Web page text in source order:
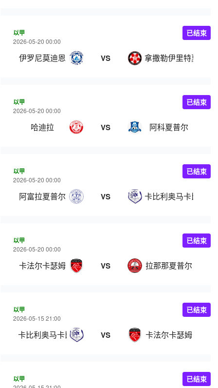
以甲
2026-05-20 00:00
伊罗尼莫迪恩 VS 拿撒勒伊里特夏普尔
已结束
以甲
2026-05-20 00:00
哈迪拉 VS 阿科夏普尔
已结束
以甲
2026-05-20 00:00
阿富拉夏普尔 VS 卡比利奥马卡比
已结束
以甲
2026-05-20 00:00
卡法尔卡瑟姆 VS 拉那那夏普尔
已结束
以甲
2026-05-15 21:00
卡比利奥马卡比 VS 卡法尔卡瑟姆
已结束
以甲 已结束